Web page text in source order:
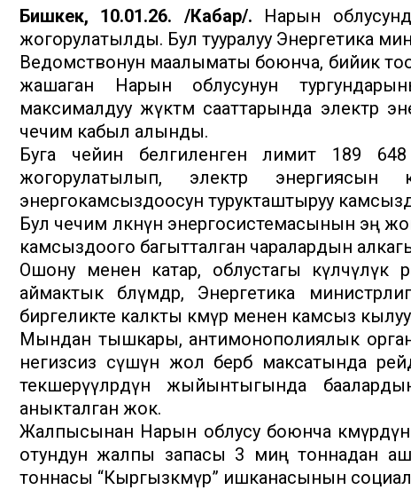
Бишкек, 10.01.26. /Кабар/. Нарын
жогорулатылды. Бул тууралуу Энергетика
Ведомствонун маалыматы боюнча, бийик
жашаган Нарын облусунун
максималдуу жүктөм сааттарында электр
чечим кабыл алынды.
Буга чейин белгиленген лимит 189 648
жогорулатылып, электр энергиясын
энергокамсыздоосун турукташтыруу
Бул чечим өлкөнүн энергосистемасынын эң
камсыздоого багытталган чаралардын
Ошону менен катар, облустагы өкүлчүлүк
аймактык бөлүмдөр, Энергетика
биргеликте калкты көмүр менен камсыз
Мындан тышкары, антимонополиялык
негизсиз өсүшүнө жол бербөө максатында
текшерүүлөрдүн жыйынтыгында
аныкталган жок.
Жалпысынан Нарын облусу боюнча
отундун жалпы запасы 3 миң тоннадан
тоннасы “Кыргызкөмүр” ишканасынын